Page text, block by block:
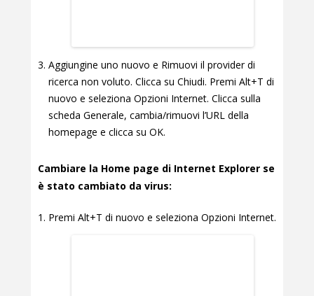
Aggiungine uno nuovo e Rimuovi il provider di
ricerca non voluto. Clicca su Chiudi. Premi Alt+T di
nuovo e seleziona Opzioni Internet. Clicca sulla
scheda Generale, cambia/rimuovi l’URL della
homepage e clicca su OK.
Cambiare la Home page di Internet Explorer se
è stato cambiato da virus:
Premi Alt+T di nuovo e seleziona Opzioni Internet.